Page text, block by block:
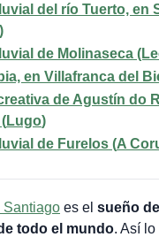
del río Tuerto, en
de Molinaseca
en Villafranca del
de Agustín do
(Lugo)
de Furelos(A
Santiagoes el sueño
todo el mundo. Así